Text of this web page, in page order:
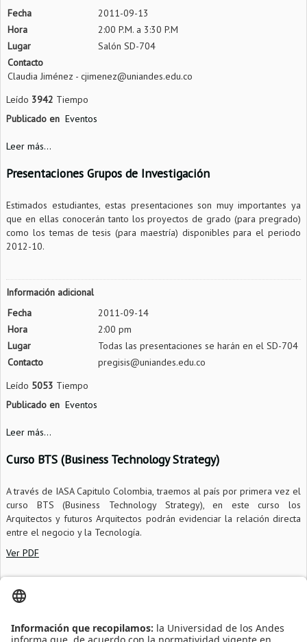
Fecha
2011-09-13
Hora
2:00 P.M. a 3:30 P.M
Lugar
Salón SD-704
Contacto
Claudia Jiménez - cjimenez@uniandes.edu.co
Leído 3942 Tiempo
Publicado en Eventos
Leer más...
Presentaciones Grupos de Investigación
Estimados estudiantes, estas presentaciones son muy importantes ya
que en ellas conocerán tanto los proyectos de grado (para pregrado)
como los temas de tesis (para maestría) disponibles para el periodo
2012-10.
Información adicional
Fecha
2011-09-14
Hora
2:00 pm
Lugar
Todas las presentaciones se harán en el SD-704
Contacto
pregisis@uniandes.edu.co
Leído 5053 Tiempo
Publicado en Eventos
Leer más...
Curso BTS (Business Technology Strategy)
A través de IASA Capitulo Colombia, traemos al país por primera vez el
curso BTS (Business Technology Strategy), en este curso los
Arquitectos y futuros Arquitectos podrán evidenciar la relación directa
entre el negocio y la Tecnología.
Ver PDF
Información adicional
Lugar
Universidad de los Andes